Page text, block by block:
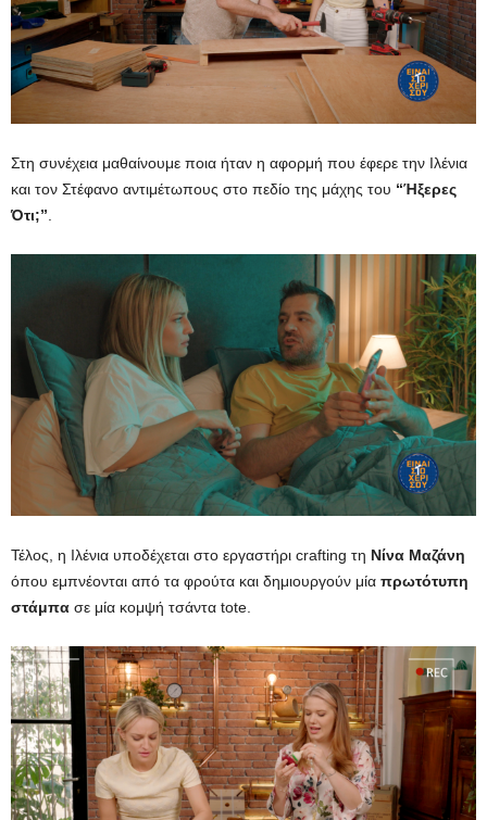
Στη συνέχεια μαθαίνουμε ποια ήταν η αφορμή που έφερε την Ιλένια
και τον Στέφανο αντιμέτωπους στο πεδίο της μάχης του “Ήξερες
Ότι;”
Τέλος, η Ιλένια υποδέχεται στο εργαστήρι crafting τη Νίνα Μαζάνη
όπου εμπνέονται από τα φρούτα και δημιουργούν μία πρωτότυπη
στάμπα σε μία κομψή τσάντα tote.